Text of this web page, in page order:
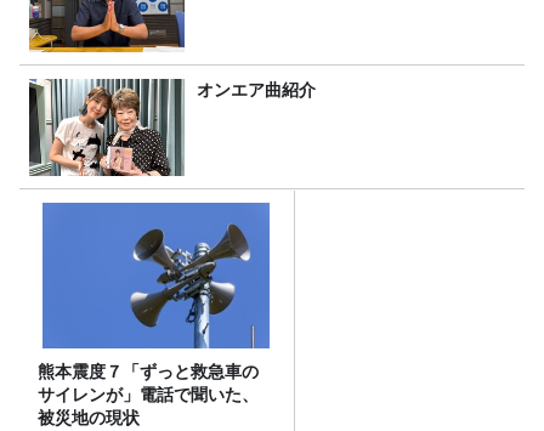
オンエア曲紹介
熊本震度７「ずっと救急車の
サイレンが」電話で聞いた、
被災地の現状